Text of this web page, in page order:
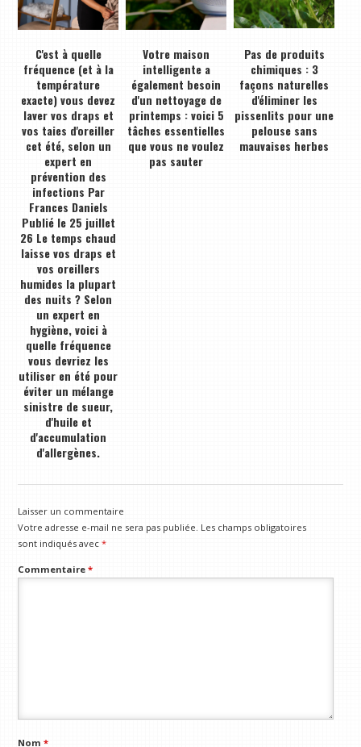
C'est à quelle
fréquence (et à la
température
exacte) vous devez
laver vos draps et
vos taies d'oreiller
cet été, selon un
expert en
prévention des
infections Par
Frances Daniels
Publié le 25 juillet
26 Le temps chaud
laisse vos draps et
vos oreillers
humides la plupart
des nuits ? Selon
un expert en
hygiène, voici à
quelle fréquence
vous devriez les
utiliser en été pour
éviter un mélange
sinistre de sueur,
d'huile et
d'accumulation
d'allergènes.
Votre maison
intelligente a
également besoin
d'un nettoyage de
printemps : voici 5
tâches essentielles
que vous ne voulez
pas sauter
Pas de produits
chimiques : 3
façons naturelles
d'éliminer les
pissenlits pour une
pelouse sans
mauvaises herbes
Laisser un commentaire
Votre adresse e-mail ne sera pas publiée. Les champs obligatoires
sont indiqués avec*
Commentaire*
Nom*